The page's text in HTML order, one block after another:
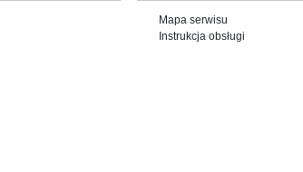
Mapa serwisu
Instrukcja obsługi